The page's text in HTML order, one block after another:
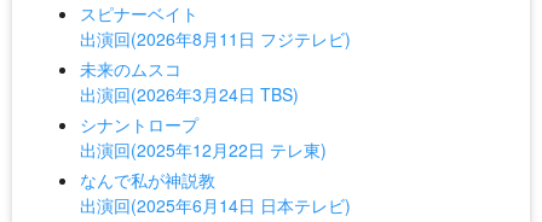
スピナーベイト
出演回(2026年8月11日 フジテレビ)
未来のムスコ
出演回(2026年3月24日 TBS)
シナントロープ
出演回(2025年12月22日 テレ東)
なんで私が神説教
出演回(2025年6月14日 日本テレビ)